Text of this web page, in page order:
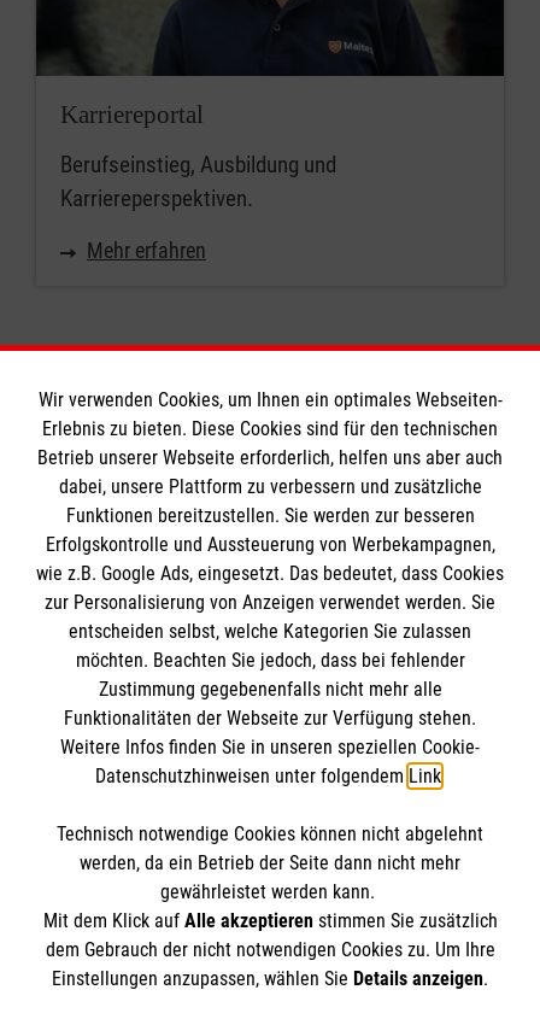
Karriereportal
Berufseinstieg, Ausbildung und
Karriereperspektiven.
Mehr erfahren
Informationen
Impressum
Datenschutz
Barrierefreiheit
Kontakt
Die Malteser
Malteser in Deutschland
Malteserorden
Sharepoint
Spendenkonto
Liga-Bank Eichstätt
DE58 7509 0300 0007 6122 22
GENODEF1M05
So finden Sie uns
Ringstraße 61
92318 Neumarkt
Der Malteser Hilfsdienst e.V. ist als eingetragene
Wir verwenden Cookies, um Ihnen ein optimales Webseiten-
Erlebnis zu bieten. Diese Cookies sind für den technischen
Betrieb unserer Webseite erforderlich, helfen uns aber auch
dabei, unsere Plattform zu verbessern und zusätzliche
Funktionen bereitzustellen. Sie werden zur besseren
Erfolgskontrolle und Aussteuerung von Werbekampagnen,
wie z.B. Google Ads, eingesetzt. Das bedeutet, dass Cookies
zur Personalisierung von Anzeigen verwendet werden. Sie
entscheiden selbst, welche Kategorien Sie zulassen
möchten. Beachten Sie jedoch, dass bei fehlender
Zustimmung gegebenenfalls nicht mehr alle
Funktionalitäten der Webseite zur Verfügung stehen.
Weitere Infos finden Sie in unseren speziellen Cookie-
Datenschutzhinweisen unter folgendem Link.
Technisch notwendige Cookies können nicht abgelehnt
werden, da ein Betrieb der Seite dann nicht mehr
gewährleistet werden kann.
Mit dem Klick auf Alle akzeptierenstimmen Sie zusätzlich
dem Gebrauch der nicht notwendigen Cookies zu. Um Ihre
Einstellungen anzupassen, wählen Sie Details anzeigen.